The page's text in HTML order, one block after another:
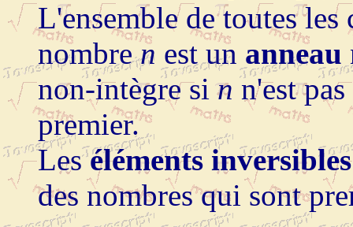
L'ensemble de toutes
nombren est un anneau
non-intègre sin n'est
premier.
Leséléments inversibles
des nombres qui sont